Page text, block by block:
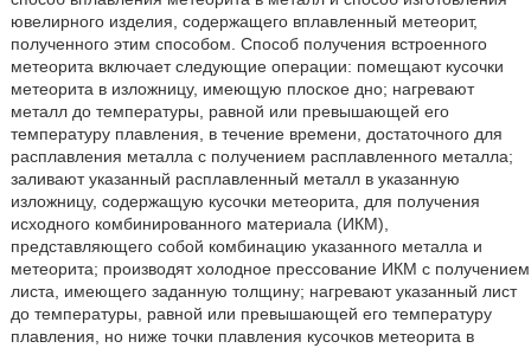
ювелирного изделия, содержащего вплавленный метеорит,
полученного этим способом. Способ получения встроенного
метеорита включает следующие операции: помещают кусочки
метеорита в изложницу, имеющую плоское дно; нагревают
металл до температуры, равной или превышающей его
температуру плавления, в течение времени, достаточного для
расплавления металла с получением расплавленного металла;
заливают указанный расплавленный металл в указанную
изложницу, содержащую кусочки метеорита, для получения
исходного комбинированного материала (ИКМ),
представляющего собой комбинацию указанного металла и
метеорита; производят холодное прессование ИКМ с получением
листа, имеющего заданную толщину; нагревают указанный лист
до температуры, равной или превышающей его температуру
плавления, но ниже точки плавления кусочков метеорита в